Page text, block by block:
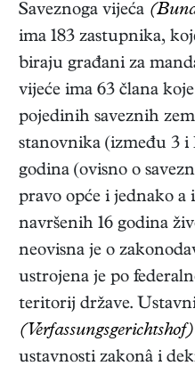
Saveznoga vijeća
ima 183 zastupnika,
biraju građani za
vijeće ima 63 člana
pojedinih saveznih
stanovnika (između 3 i
godina (ovisno o
pravo opće i jednako a
navršenih 16 godina
neovisna je o
ustrojena je po
teritorij države.
(Verfassungsgerichtshof)
ustavnosti zakonâ i